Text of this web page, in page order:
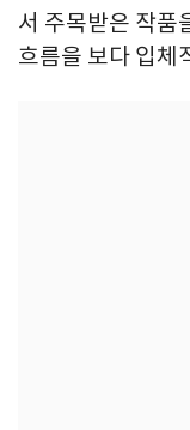
서 주목받은 작품
흐름을 보다 입체